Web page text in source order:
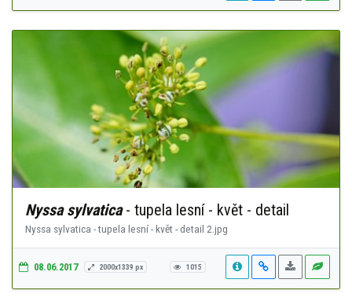
Nyssa sylvatica- tupela lesní - květ - detail
Nyssa sylvatica - tupela lesní - květ - detail 2.jpg
08.06.2017 2000x1339 px 1015